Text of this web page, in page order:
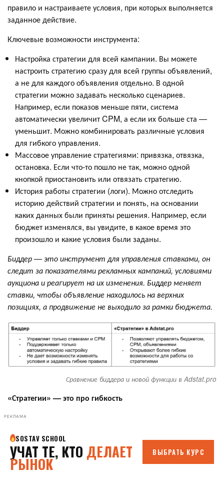
правило и настраиваете условия, при которых выполняется
заданное действие.
Ключевые возможности инструмента:
Настройка стратегии для всей кампании. Вы можете
настроить стратегию сразу для всей группы объявлений,
а не для каждого объявления отдельно. В одной
стратегии можно задавать несколько сценариев.
Например, если показов меньше пяти, система
автоматически увеличит CPM, а если их больше ста —
уменьшит. Можно комбинировать различные условия
для гибкого управления.
Массовое управление стратегиями: привязка, отвязка,
остановка. Если что-то пошло не так, можно одной
кнопкой приостановить или отвязать стратегию.
История работы стратегии (логи). Можно отследить
историю действий стратегии и понять, на основании
каких данных были приняты решения. Например, если
бюджет изменялся, вы увидите, в какое время это
произошло и какие условия были заданы.
Биддер — это инструмент для управления ставками, он
следит за показателями рекламных кампаний, условиями
аукциона и реагирует на их изменения. Биддер меняет
ставки, чтобы объявление находилось на верхних
позициях, а продвижение не выходило за рамки бюджета.
Сравнение биддера и новой функции в Adstat.pro
«Стратегии» — это про гибкость
РЕКЛАМА